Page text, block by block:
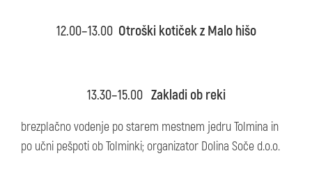
12.00–13.00 Otroški kotiček z Malo hišo
13.30–15.00 Zakladi ob reki
brezplačno vodenje po starem mestnem jedru Tolmina in
po učni pešpoti ob Tolminki; organizator Dolina Soče d.o.o.